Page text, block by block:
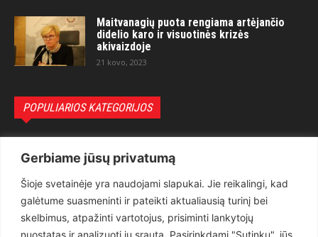
Gerbiame jūsų privatumą
Šioje svetainėje yra naudojami slapukai. Jie reikalingi, kad
galėtume suasmeninti ir pateikti aktualiausią turinį bei
skelbimus, atpažinti vartotojus, prisiminti lankytojų
nuostatas ir analizuoti jų srautą. Pasirinkdami "Sutinku", jūs
Maitvanagių puota rengiama artėjančio
didelio karo ir visuotinės krizės
akivaizdoje
21 kovo, 2023
POPULIARIOS KATEGORIJOS
Teisėsauga
1497
Aktualu
Lietuva
619